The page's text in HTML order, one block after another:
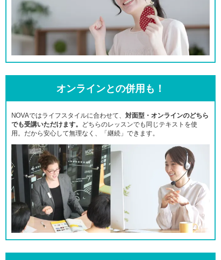
オンラインとの併用も！
NOVAではライフスタイルに合わせて、 対面型・オンラインのどちら
でも受講いただけます。
どちらのレッスンでも同じテキストを使
用。だから安心して無理なく、「継続」できます。